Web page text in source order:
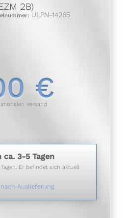
2B)
ULPN-14265
€
Versand
3-5 Tagen
Er befindet sich aktuell
Auslieferung